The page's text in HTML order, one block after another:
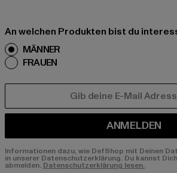
An welchen Produkten bist du
MÄNNER
FRAUEN
ANMELDEN
Informationen dazu, wie DefShop mit Deinen
in unserer Datenschutzerklärung. Du kannst
abmelden. Datenschutzerklärung lesen.